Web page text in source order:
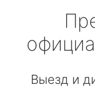
Выезд и